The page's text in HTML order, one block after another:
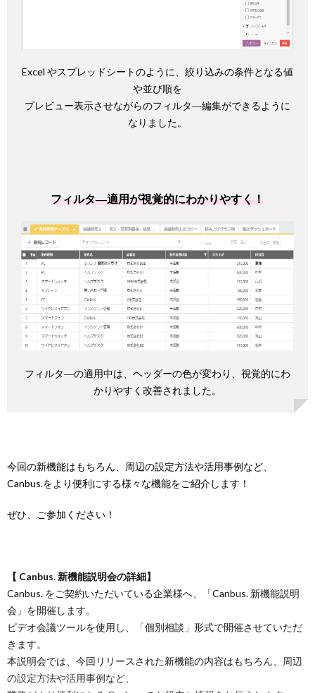
Excel やスプレッドシートのように、絞り込みの条件となる値
や並び順を
プレビュー表示させながらのフィルタ―編集ができるように
なりました。
フィルタ―適用が視覚的にわかりやすく！
フィルタ―の適用中は、ヘッダーの色が変わり、視覚的にわ
かりやすく改善されました。
今回の新機能はもちろん、周辺の設定方法や活用事例など、
Canbus.をより便利にする様々な機能をご紹介します！
ぜひ、ご参加ください！
【 Canbus. 新機能説明会の詳細】
Canbus. をご契約いただいている企業様へ、「Canbus. 新機能説明
会」を開催します。
ビデオ会議ツールを使用し、「個別相談」形式で開催させていただ
きます。
本説明会では、今回リリースされた新機能の内容はもちろん、
周辺
の設定方法や活用事例など、